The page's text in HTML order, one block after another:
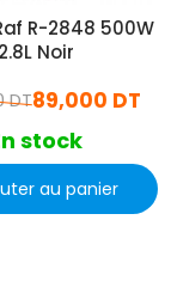
R-2848 500W
2.8L Noir
89,000 DT
DT
stock
au panier